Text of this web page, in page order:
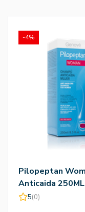
Pilopeptan
Anticaida
5(0)
-4%